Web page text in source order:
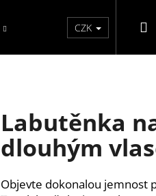
Péče o ruce
CZK
Labutěnka
dlouhým
Objevte dokonalou jemnost